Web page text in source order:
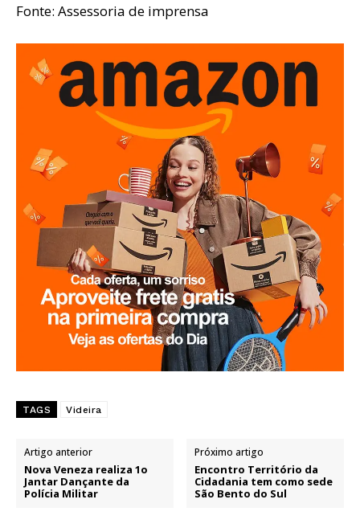
Fonte: Assessoria de imprensa
TAGS Videira
Artigo anterior
Nova Veneza realiza 1o
Jantar Dançante da
Polícia Militar
Próximo artigo
Encontro Território da
Cidadania tem como sede
São Bento do Sul